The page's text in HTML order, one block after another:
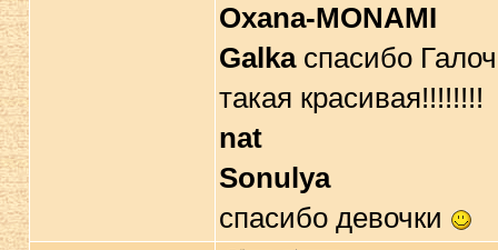
Oxana-MONAMI
Galkaспасибо
такая красивая!!!!!!!!
nat
Sonulya
спасибо девочки